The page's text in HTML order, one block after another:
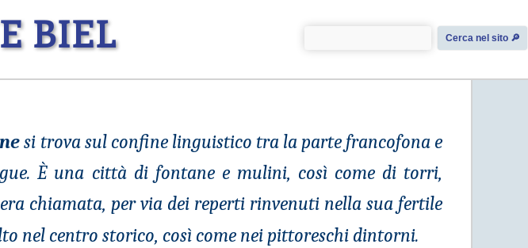
BIEL Cerca nel sito 🔎︎
si trova sul confine linguistico tra la parte francofona e
È una città di fontane e mulini, così come di torri,
chiamata, per via dei reperti rinvenuti nella sua fertile
nel centro storico, così come nei pittoreschi dintorni.